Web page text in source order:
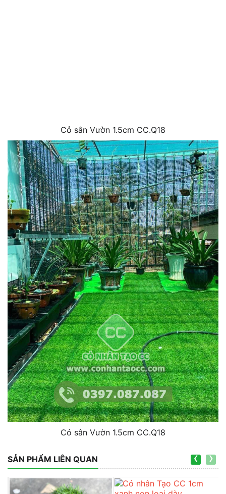
Cỏ sân Vườn 1.5cm CC.Q18
Cỏ sân Vườn 1.5cm CC.Q18
SẢN PHẨM LIÊN QUAN ‹ ›